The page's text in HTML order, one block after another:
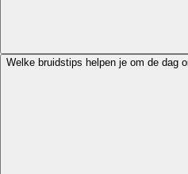
Welke bruidstips helpen je om de dag